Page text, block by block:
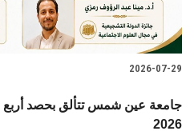
2026-07-29
جامعة عين شمس تتألق بحصد أربع
2026